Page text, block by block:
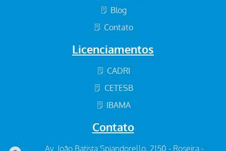
Blog
Contato
Licenciamentos
CADRI
CETESB
IBAMA
Contato
Av. João Batista Spiandorello, 2150 - Roseira -